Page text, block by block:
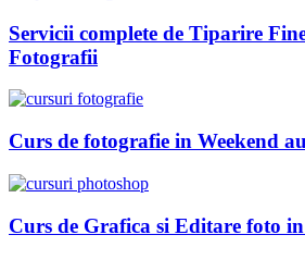
Servicii complete de Tiparire
Fotografii
Curs de fotografie in Weekend
Curs de Grafica si Editare foto